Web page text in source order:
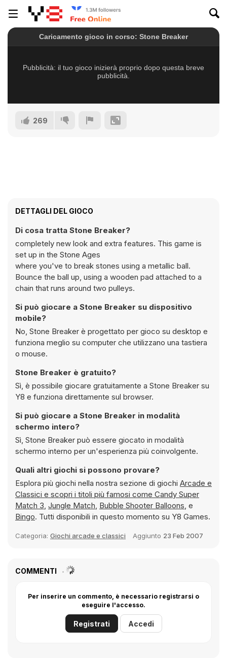
269
DETTAGLI DEL GIOCO
Di cosa tratta Stone Breaker?
completely new look and extra features. This game is
set up in the Stone Ages
where you've to break stones using a metallic ball.
Bounce the ball up, using a wooden pad attached to a
chain that runs around two pulleys.
Si può giocare a Stone Breaker su dispositivo
mobile?
No, Stone Breaker è progettato per gioco su desktop e
funziona meglio su computer che utilizzano una tastiera
o mouse.
Stone Breaker è gratuito?
Sì, è possibile giocare gratuitamente a Stone Breaker su
Y8 e funziona direttamente sul browser.
Si può giocare a Stone Breaker in modalità
schermo intero?
Sì, Stone Breaker può essere giocato in modalità
schermo interno per un'esperienza più coinvolgente.
Quali altri giochi si possono provare?
Esplora più giochi nella nostra sezione di giochi Arcade e
Classici e scopri i titoli più famosi come Candy Super
Match 3, Jungle Match, Bubble Shooter Balloons, e
Bingo. Tutti disponibili in questo momento su Y8 Games.
Categoria: Giochi arcade e classici Aggiunto 23 Feb 2007
COMMENTI
Per inserire un commento, è necessario registrarsi o
eseguire l'accesso.
Registrati Accedi